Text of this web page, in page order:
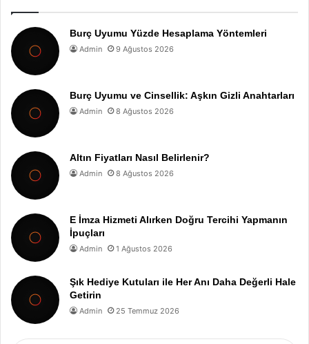
Burç Uyumu Yüzde Hesaplama Yöntemleri
Admin 9 Ağustos 2026
Burç Uyumu ve Cinsellik: Aşkın Gizli Anahtarları
Admin 8 Ağustos 2026
Altın Fiyatları Nasıl Belirlenir?
Admin 8 Ağustos 2026
E İmza Hizmeti Alırken Doğru Tercihi Yapmanın
İpuçları
Admin 1 Ağustos 2026
Şık Hediye Kutuları ile Her Anı Daha Değerli Hale
Getirin
Admin 25 Temmuz 2026